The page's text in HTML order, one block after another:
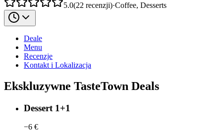
5.0(22 recenzji)·Coffee, Desserts
Deale
Menu
Recenzje
Kontakt i Lokalizacja
Ekskluzywne TasteTown Deals
Dessert 1+1
−6 €